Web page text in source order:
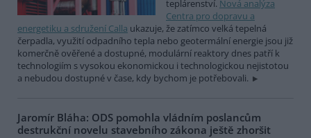
teplárenství. Nová analýza
Centra pro dopravu a
energetiku a sdružení Calla ukazuje, že zatímco velká tepelná
čerpadla, využití odpadního tepla nebo geotermální energie jsou již
komerčně ověřené a dostupné, modulární reaktory dnes patří k
technologiím s vysokou ekonomickou i technologickou nejistotou
a nebudou dostupné v čase, kdy bychom je potřebovali.
Jaromír Bláha: ODS pomohla vládním poslancům
destrukční novelu stavebního zákona ještě zhoršit